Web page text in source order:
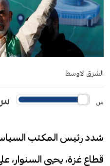
الشرق الاوسط
س
شدد رئيس المكتب
قطاع غزة، يحيى السنوار،